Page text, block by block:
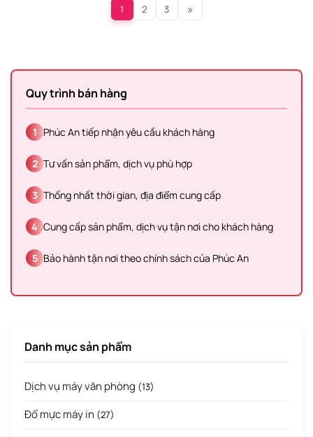
1 2 3 »
Quy trình bán hàng
1 Phúc An tiếp nhận yêu cầu khách hàng
2 Tư vấn sản phẩm, dịch vụ phù hợp
3 Thống nhất thời gian, địa điểm cung cấp
4 Cung cấp sản phẩm, dịch vụ tận nơi cho khách hàng
5 Bảo hành tận nơi theo chính sách của Phúc An
Danh mục sản phẩm
Dịch vụ máy văn phòng (13)
Đổ mực máy in (27)